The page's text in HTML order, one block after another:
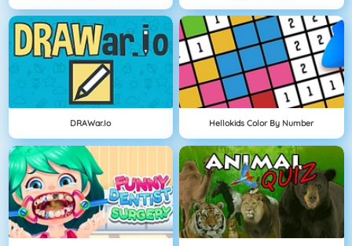
DRAWar.io Hellokids Color By Number